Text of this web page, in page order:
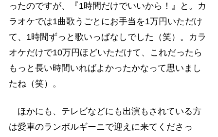
ったのですが、『1時間だけでいいから！』と。カ
ラオケでは1曲歌うごとにお手当を1万円いただけ
て、1時間ずっと歌いっぱなしでした（笑）。カラ
オケだけで10万円ほどいただけて、これだったら
もっと長い時間いればよかったかなって思いまし
たね（笑）。
ほかにも、テレビなどにも出演もされている方
は愛車のランボルギーニで迎えに来てくださっ